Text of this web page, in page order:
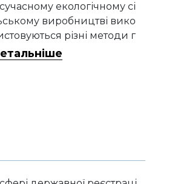
екологічному сі
виробництві вико
різні методи г